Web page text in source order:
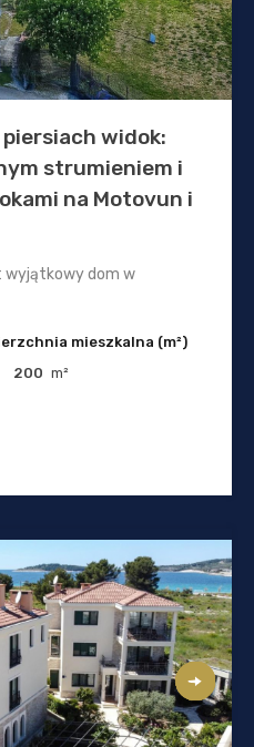
widok:
strumieniem i
na Motovun i
wyjątkowy dom w
mieszkalna (m²)
200 m²